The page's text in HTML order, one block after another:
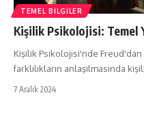
TEMEL BILGILER
Kişilik Psikolojisi: Temel
Kişilik Psikolojisi'nde
farklılıkların anlaşılmasında
7 Aralık 2024